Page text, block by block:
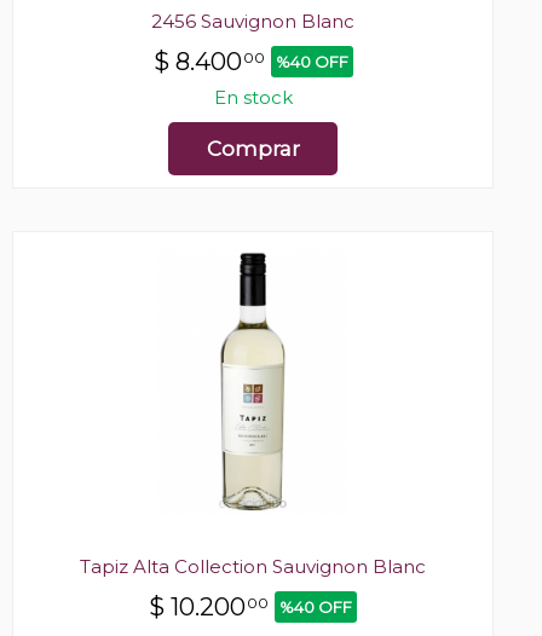
2456 Sauvignon Blanc
$ 8.40000 %40 OFF
En stock
Comprar
Tapiz Alta Collection Sauvignon Blanc
$ 10.20000 %40 OFF